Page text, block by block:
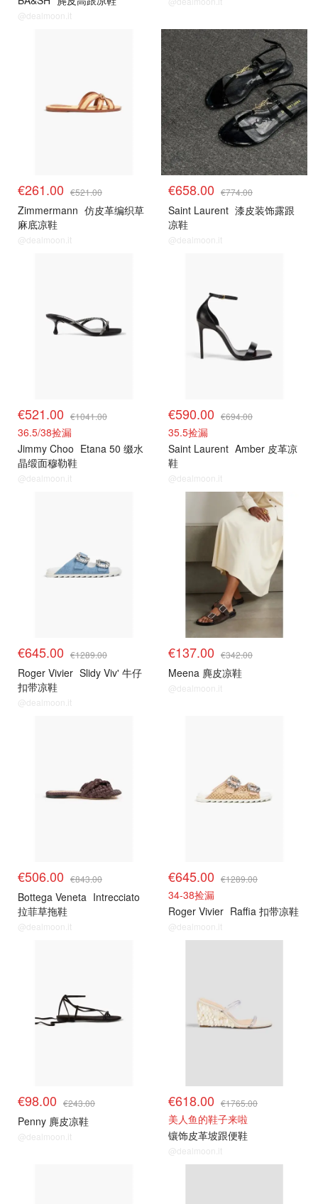
@dealmoon.it
€261.00 €521.00
Zimmermann 仿皮革编织草
麻底凉鞋
@dealmoon.it
€658.00 €774.00
Saint Laurent 漆皮装饰露跟
凉鞋
@dealmoon.it
€521.00 €1041.00
36.5/38捡漏
Jimmy Choo Etana 50 缀水
晶缎面穆勒鞋
@dealmoon.it
€590.00 €694.00
35.5捡漏
Saint Laurent Amber 皮革凉
鞋
@dealmoon.it
€645.00 €1289.00
Roger Vivier Slidy Viv' 牛仔
扣带凉鞋
@dealmoon.it
€137.00 €342.00
Meena 麂皮凉鞋
@dealmoon.it
€506.00 €843.00
Bottega Veneta Intrecciato
拉菲草拖鞋
@dealmoon.it
€645.00 €1289.00
34-38捡漏
Roger Vivier Raffia 扣带凉鞋
@dealmoon.it
€98.00 €243.00
Penny 麂皮凉鞋
@dealmoon.it
€618.00 €1765.00
美人鱼的鞋子来啦
镶饰皮革坡跟便鞋
@dealmoon.it